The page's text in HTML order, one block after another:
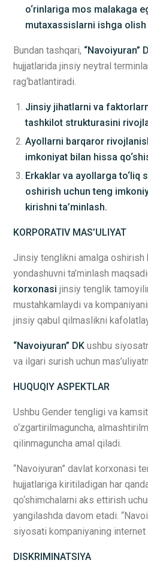
o‘rinlariga mos malakaga
mutaxassislarni ishga
Bundan tashqari, “Navoiyuran”
hujjatlarida jinsiy neytral
rag‘batlantiradi.
Jinsiy jihatlarni va
tashkilot strukturasini
Ayollarni barqaror
imkoniyat bilan hissa
Erkaklar va ayollarga to‘liq
oshirish uchun teng
kirishni ta’minlash.
KORPORATIV MAS’ULIYAT
Jinsiy tenglikni amalga oshirish
yondashuvni ta’minlash
korxonasi jinsiy tenglik
mustahkamlaydi va
jinsiy qabul qilmaslikni
“Navoiyuran” DK ushbu
va ilgari surish uchun
HUQUQIY ASPEKTLAR
Ushbu Gender tengligi va
o‘zgartirilmaguncha,
qilinmaguncha amal qiladi.
“Navoiyuran” davlat korxonasi
hujjatlariga kiritiladigan har
qo‘shimchalarni aks ettirish
yangilashda davom etadi.
siyosati kompaniyaning
DISKRIMINATSIYA